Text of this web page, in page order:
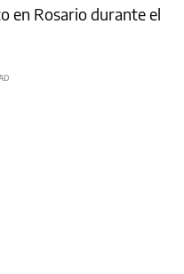
en Rosario durante el